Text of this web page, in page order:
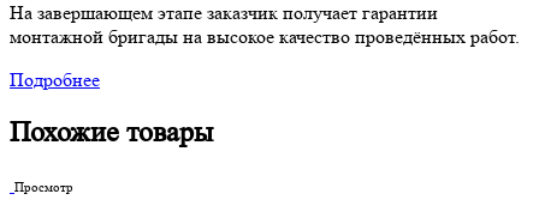
На завершающем этапе заказчик получает гарантии
монтажной бригады на высокое качество проведённых работ.
Подробнее
Похожие товары
Просмотр